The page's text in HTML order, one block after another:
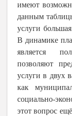
имеют
данным
услуги
В динамике
является
позволяют
услуги в двух
как
социально-
этот вопрос